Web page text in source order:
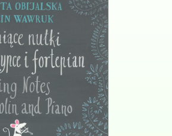
Français
Deutsch
日本語
contact
editions
2022